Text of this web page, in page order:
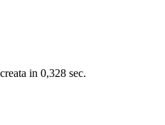
in 0,328 sec.